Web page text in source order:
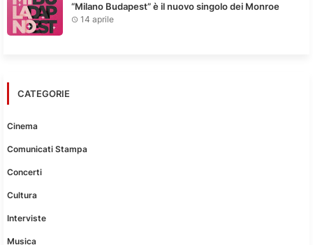
“Milano Budapest” è il nuovo singolo dei Monroe
14 aprile
CATEGORIE
Cinema
Comunicati Stampa
Concerti
Cultura
Interviste
Musica